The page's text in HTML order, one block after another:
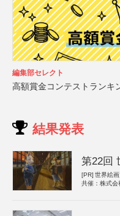
編集部セレクト
高額賞金コンテストランキ
結果発表
第22回
[PR] 世界絵
共催：株式会